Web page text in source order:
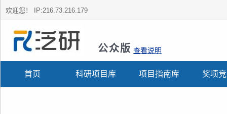
欢迎您！ IP:216.73.216.179
公众版 查看说明
首页 科研项目库 项目指南库 奖项